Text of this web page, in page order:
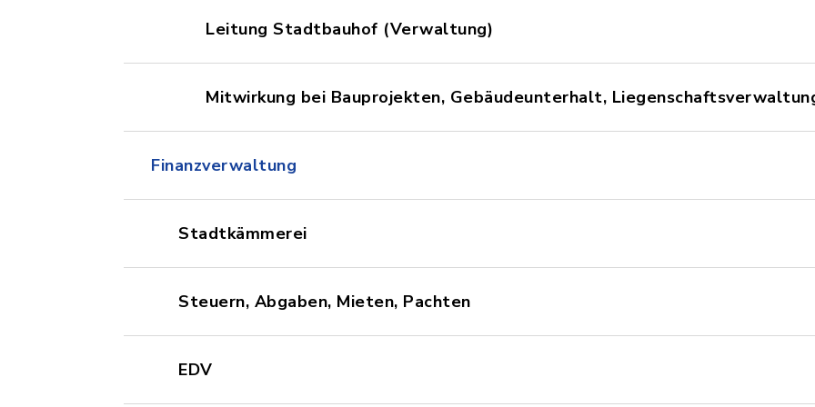
Leitung Stadtbauhof (Verwaltung)
Mitwirkung bei Bauprojekten, Gebäudeunterhalt,
Finanzverwaltung
Stadtkämmerei
Steuern, Abgaben, Mieten, Pachten
EDV